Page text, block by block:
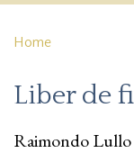
Home
Liber de
Raimondo Lullo